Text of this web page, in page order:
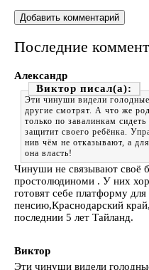
Последние
Александр
Виктор
Эти чинуши видели
другие смотрят. А что же
только по завалинкам
защитит своего ребёнка.
нив чём не отказывают, а
она власть!
Чинуши не связывают своё
простолюдиноми . У них
готовят себе платформу
пенсию,Краснодарский
последнии 5 лет Тайланд.
Виктор
Эти чинуши видели